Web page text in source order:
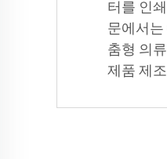
터를 인
문에서는
춤형 의
제품 제